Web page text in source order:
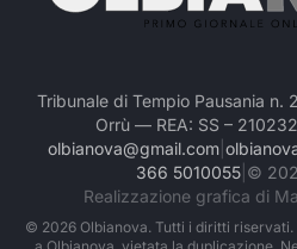
Tribunale di Tempio Pausania
Orrù — REA: SS –
olbianova@gmail.com
366 5010055| ©
Realizzazione grafica di
© 2026Olbianova. Tutti i diritti